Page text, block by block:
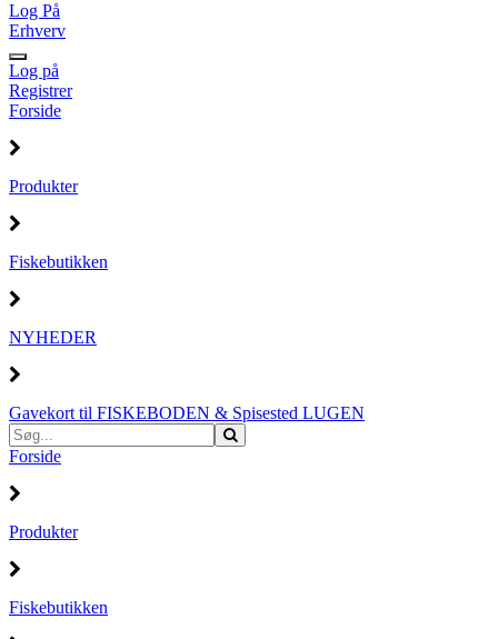
Log På
Erhverv
Log på
Registrer
Forside
Produkter
Fiskebutikken
NYHEDER
Gavekort til FISKEBODEN & Spisested LUGEN
Forside
Produkter
Fiskebutikken